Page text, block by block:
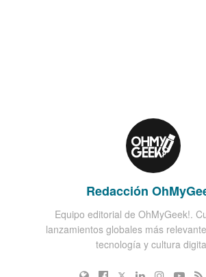
Redacción
Equipo editorial de OhMyGeek!.
lanzamientos globales más
tecnología y cultura